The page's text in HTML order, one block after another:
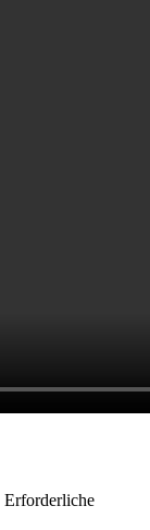
Erforderliche